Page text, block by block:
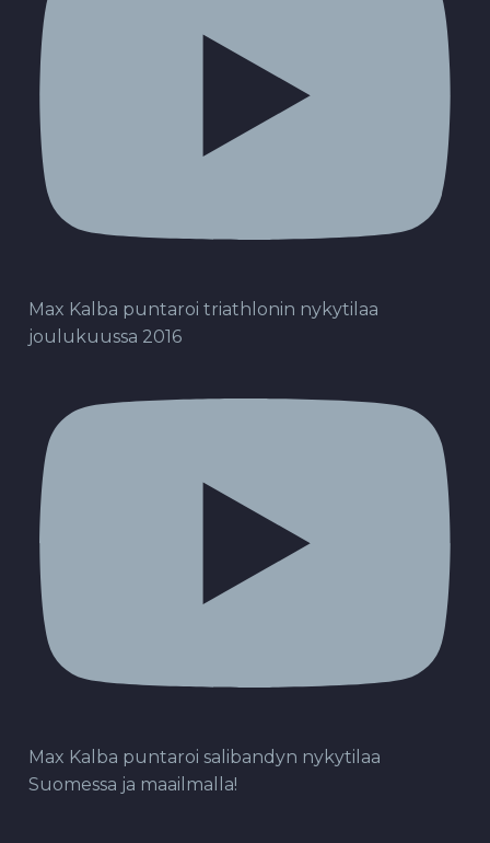
Max Kalba puntaroi triathlonin nykytilaa
joulukuussa 2016
Max Kalba puntaroi salibandyn nykytilaa
Suomessa ja maailmalla!